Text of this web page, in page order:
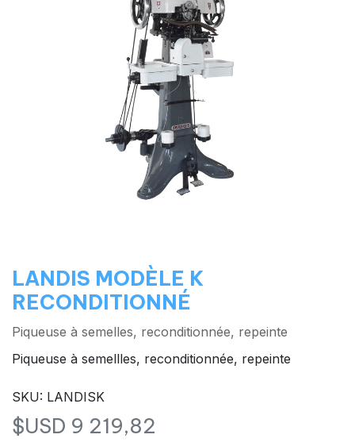
LANDIS MODÈLE K
RECONDITIONNÉ
Piqueuse à semelles, reconditionnée, repeinte
Piqueuse à semellles, reconditionnée, repeinte
SKU: LANDISK
$USD 9 219,82